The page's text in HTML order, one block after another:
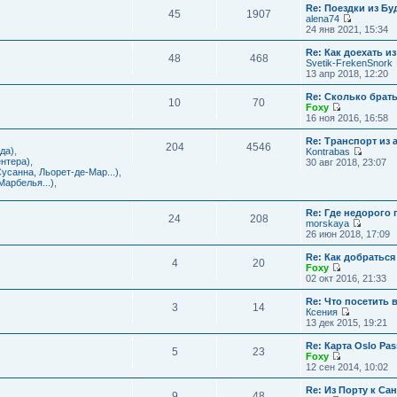
ю
о
б
щ
е
н
и
ю
е
м
у
с
о
о
б
щ
е
и
ю
л
д
н
е
м
у
с
о
б
щ
е
н
и
к
п
о
л
е
д
н
е
у
с
о
о
б
и
ю
45 1907
Re: Поездки из
alena74
П
е
р
е
й
т
к
п
о
л
е
д
с
о
о
щ
н
и
ю
24 янв 2021, 15:34
48 468
Re: Как доехать
Svetik-FrekenSnork
13 апр 2018, 12:20
10 70
Re: Сколько
Foxy
П
е
р
е
й
т
п
о
с
л
е
д
н
е
с
о
о
щ
н
и
ю
16 ноя 2016, 16:58
Льорет-де-Мар...)
204 4546
Re: Транспорт из
Kontrabas
П
й
т
п
о
л
е
д
е
с
о
о
щ
30 авг 2018, 23:07
24 208
Re: Где недорого
morskaya
П
е
р
е
й
т
к
п
о
л
д
н
е
26 июн 2018, 17:09
4 20
Re: Как
Foxy
П
е
р
е
й
т
к
п
о
л
02 окт 2016, 21:33
3 14
Re: Что посетить
Ксения
П
е
р
е
й
т
13 дек 2015, 19:21
5 23
Re: Карта Oslo
Foxy
П
е
р
12 сен 2014, 10:02
Re: Из Порту к